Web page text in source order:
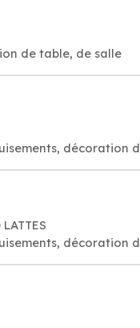
de table, de salle
décoration d
décoration d